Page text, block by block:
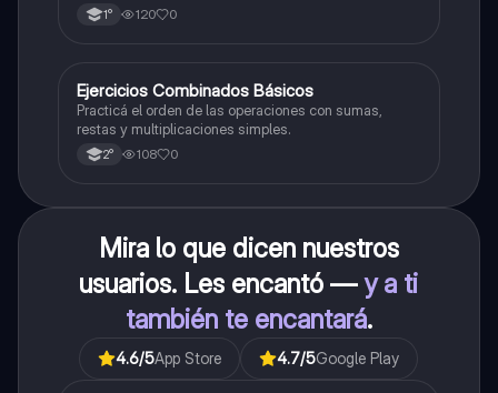
1° 120 0
EMatemáticas
Ejercicios Combinados Básicos
Practicá el orden de las operaciones con sumas,
restas y multiplicaciones simples.
2° 108 0
Mira lo que dicen nuestros
usuarios. Les encantó —y a ti
también te encantará.
4.6/5App Store 4.7/5Google Play